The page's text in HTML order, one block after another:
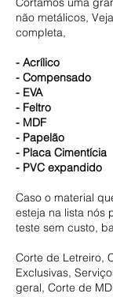
não metálicos,
completa,
- Acrílico
- Compensado
- EVA
- Feltro
- MDF
- Papelão
- Placa Cimentícia
- PVC expandido
Caso o material
esteja na lista nós
teste sem custo,
Corte de Letreiro,
Exclusivas,
geral, Corte de